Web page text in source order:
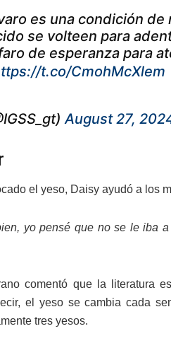
es una condición
se volteen para
de esperanza para
t.co/CmohMcXlem
August 27,
el yeso, Daisy ayudó a los
yo pensé que no se le iba a
comentó que la literatura
el yeso se cambia cada
tres yesos.